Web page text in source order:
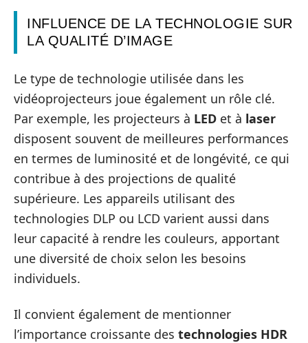
INFLUENCE DE LA TECHNOLOGIE SUR
LA QUALITÉ D’IMAGE
Le type de technologie utilisée dans les
vidéoprojecteurs joue également un rôle clé.
Par exemple, les projecteurs à LED et à laser
disposent souvent de meilleures performances
en termes de luminosité et de longévité, ce qui
contribue à des projections de qualité
supérieure. Les appareils utilisant des
technologies DLP ou LCD varient aussi dans
leur capacité à rendre les couleurs, apportant
une diversité de choix selon les besoins
individuels.
Il convient également de mentionner
l’importance croissante des technologies HDR